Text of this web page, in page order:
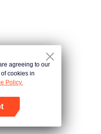
agreeing to our
cookies in
Policy.